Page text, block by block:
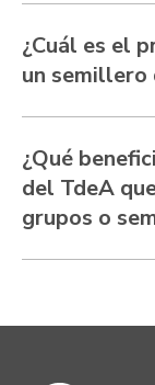
¿Cuál es el
un semillero
¿Qué
del TdeA
grupos o